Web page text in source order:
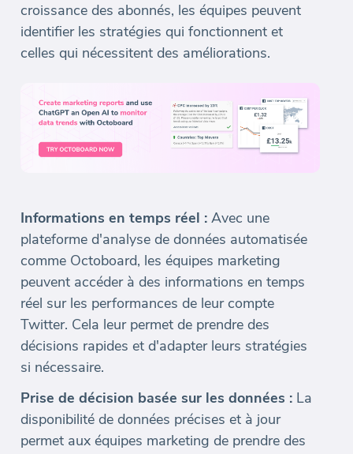
croissance des abonnés, les équipes peuvent
identifier les stratégies qui fonctionnent et
celles qui nécessitent des améliorations.
Informations en temps réel : Avec une
plateforme d'analyse de données automatisée
comme Octoboard, les équipes marketing
peuvent accéder à des informations en temps
réel sur les performances de leur compte
Twitter. Cela leur permet de prendre des
décisions rapides et d'adapter leurs stratégies
si nécessaire.
Prise de décision basée sur les données : La
disponibilité de données précises et à jour
permet aux équipes marketing de prendre des